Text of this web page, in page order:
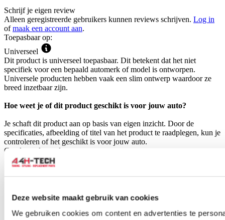
Deze website maakt gebruik van cookies
We gebruiken cookies om content en advertenties te
Schrijf je eigen review
Alleen geregistreerde gebruikers kunnen reviews schrijven. Log in
ofmaak een account aan.
Toepasbaar op:
Universeel
Dit product is universeel toepasbaar. Dit betekent dat het niet
specifiek voor een bepaald automerk of model is ontworpen.
Universele producten hebben vaak een slim ontwerp waardoor ze
breed inzetbaar zijn.
Hoe weet je of dit product geschikt is voor jouw auto?
Je schaft dit product aan op basis van eigen inzicht. Door de
specificaties, afbeelding of titel van het product te raadplegen, kun je
controleren of het geschikt is voor jouw auto.
Gerelateerde producten